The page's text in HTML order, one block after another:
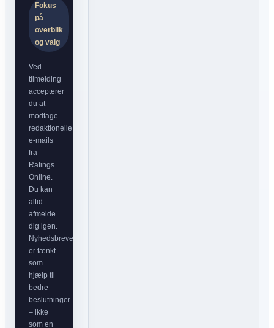
Fokus
på
overblik
og valg
Ved
tilmelding
accepterer
du at
modtage
redaktionelle
e-mails
fra
Ratings
Online.
Du kan
altid
afmelde
dig igen.
Nyhedsbrevet
er tænkt
som
hjælp til
bedre
beslutninger
– ikke
som en